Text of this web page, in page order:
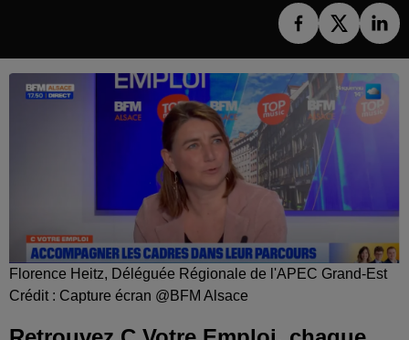
Florence Heitz, Déléguée Régionale de l'APEC Grand-Est
Crédit : Capture écran @BFM Alsace